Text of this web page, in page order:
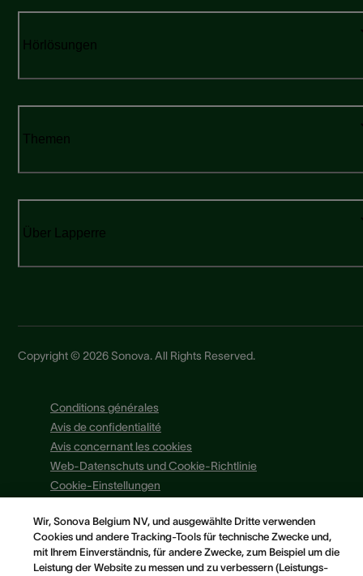
Hörlösungen
Themen
Über Lapperre
Copyright © 2026 Sonova. All Rights Reserved.
Conditions générales
Avis de confidentialité
Avis concernant les cookies
Web-Datenschuts und Cookie-Richtlinie
Cookie-Einstellungen
Wir, Sonova Belgium NV, und ausgewählte Dritte verwenden
Cookies und andere Tracking-Tools für technische Zwecke und,
mit Ihrem Einverständnis, für andere Zwecke, zum Beispiel um die
Leistung der Website zu messen und zu verbessern (Leistungs-